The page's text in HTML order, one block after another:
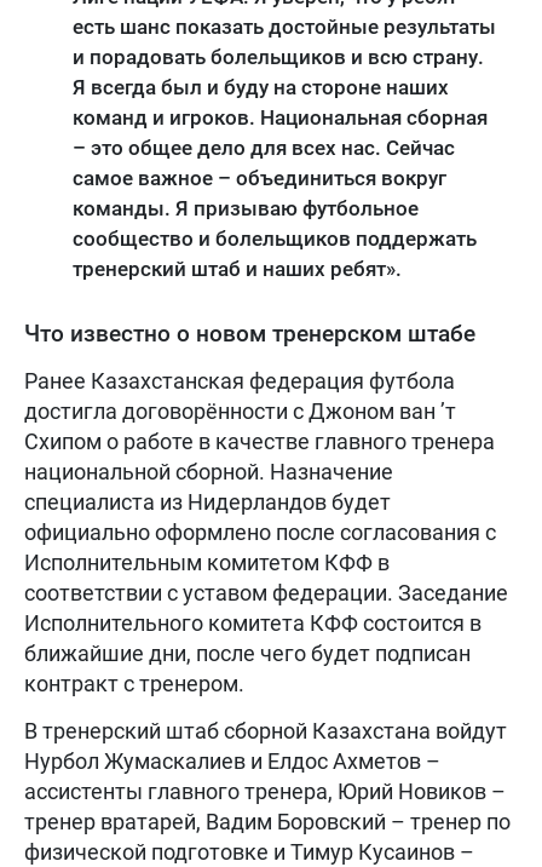
есть шанс показать достойные результаты
и порадовать болельщиков и всю страну.
Я всегда был и буду на стороне наших
команд и игроков. Национальная сборная
– это общее дело для всех нас. Сейчас
самое важное – объединиться вокруг
команды. Я призываю футбольное
сообщество и болельщиков поддержать
тренерский штаб и наших ребят».
Что известно о новом тренерском штабе
Ранее Казахстанская федерация футбола
достигла договорённости с Джоном ван ’т
Схипом о работе в качестве главного тренера
национальной сборной. Назначение
специалиста из Нидерландов будет
официально оформлено после согласования с
Исполнительным комитетом КФФ в
соответствии с уставом федерации. Заседание
Исполнительного комитета КФФ состоится в
ближайшие дни, после чего будет подписан
контракт с тренером.
В тренерский штаб сборной Казахстана войдут
Нурбол Жумаскалиев и Елдос Ахметов –
ассистенты главного тренера, Юрий Новиков –
тренер вратарей, Вадим Боровский – тренер по
физической подготовке и Тимур Кусаинов –